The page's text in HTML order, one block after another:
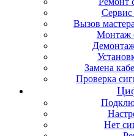
Сервис
Вызов
Монтаж
Замена
Проверка
Нет